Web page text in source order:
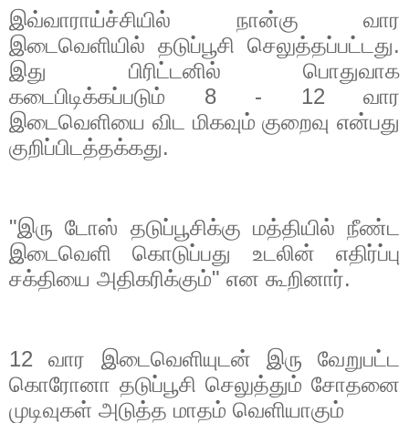
இவ்வாராய்ச்சியில் நான்கு வார
இடைவெளியில் தடுப்பூசி செலுத்தப்பட்டது.
இது பிரிட்டனில் பொதுவாக
கடைபிடிக்கப்படும் 8 - 12 வார
இடைவெளியை விட மிகவும் குறைவு என்பது
குறிப்பிடத்தக்கது.
"இரு டோஸ் தடுப்பூசிக்கு மத்தியில் நீண்ட
இடைவெளி கொடுப்பது உடலின் எதிர்ப்பு
சக்தியை அதிகரிக்கும்" என கூறினார்.
12 வார இடைவெளியுடன் இரு வேறுபட்ட
கொரோனா தடுப்பூசி செலுத்தும் சோதனை
முடிவுகள் அடுத்த மாதம் வெளியாகும்